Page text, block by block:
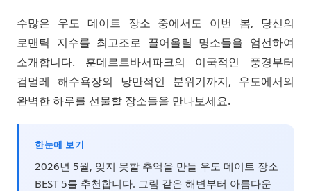
수많은 우도 데이트 장소 중에서도 이번 봄, 당신의
로맨틱 지수를 최고조로 끌어올릴 명소들을 엄선하여
소개합니다. 훈데르트바서파크의 이국적인 풍경부터
검멀레 해수욕장의 낭만적인 분위기까지, 우도에서의
완벽한 하루를 선물할 장소들을 만나보세요.
한눈에 보기
2026년 5월, 잊지 못할 추억을 만들 우도 데이트 장소
BEST 5를 추천합니다. 그림 같은 해변부터 아름다운